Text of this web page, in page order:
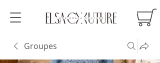
Groupes